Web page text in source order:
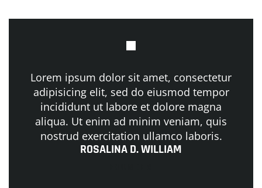
Lorem ipsum dolor sit amet, consectetur
adipisicing elit, sed do eiusmod tempor
incididunt ut labore et dolore magna
aliqua. Ut enim ad minim veniam, quis
nostrud exercitation ullamco laboris.
ROSALINA D. WILLIAM